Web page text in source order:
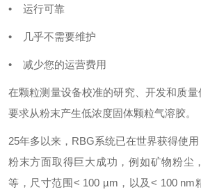
• 运行可靠
• 几乎不需要维护
• 减少您的运营费用
在颗粒测量设备校准的研究、开发和质
要求从粉末产生低浓度固体颗粒气溶胶。
25年多以来，RBG系统已在世界获得使
粉末方面取得巨大成功，例如矿物粉尘
等，尺寸范围< 100 µm，以及< 100 nm